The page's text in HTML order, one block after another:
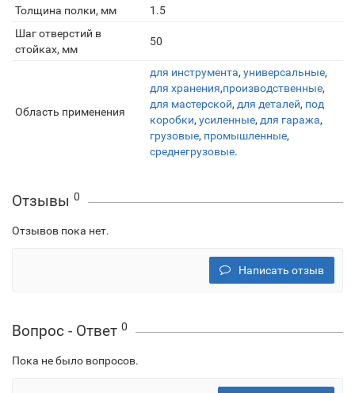
Толщина полки, мм
1.5
Шаг отверстий в
стойках, мм
50
Область применения
для инструмента, универсальные,
для хранения,производственные,
для мастерской, для деталей, под
коробки, усиленные, для гаража,
грузовые, промышленные,
среднегрузовые.
Отзывы 0
Отзывов пока нет.
Написать отзыв
Вопрос - Ответ 0
Пока не было вопросов.